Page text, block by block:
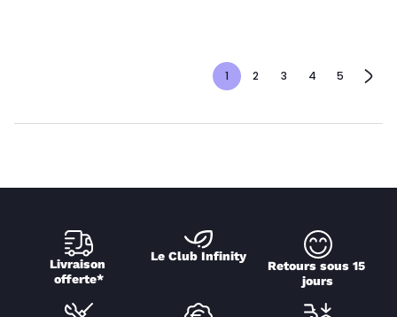
1 2 3 4 5
Livraison
offerte*
Le Club Infinity
Retours sous 15
jours